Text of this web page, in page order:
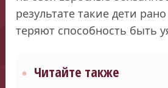
результате такие дети
теряют способность быть
Читайте также